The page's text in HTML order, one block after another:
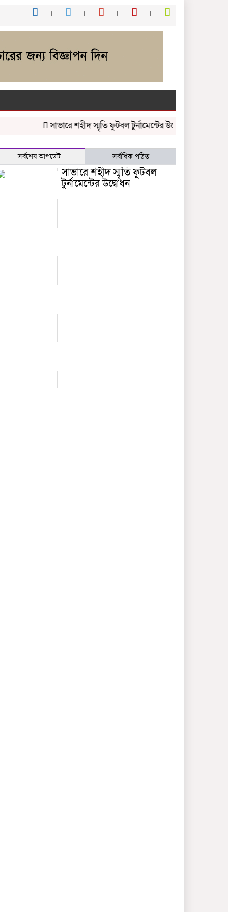
সাভারে শহীদ স্মৃতি ফুটবল টুর্নামেন্টের উদ্বোধন
সর্বশেষ আপডেট সর্বাধিক পঠিত
সাভারে শহীদ স্মৃতি ফুটবল
টুর্নামেন্টের উদ্বোধন